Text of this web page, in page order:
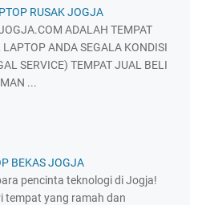
RUSAK JOGJA
ADALAH TEMPAT
ANDA SEGALA KONDISI
SERVICE) TEMPAT JUAL BELI
...
BEKAS JOGJA
pencinta teknologi di Jogja!
tempat yang ramah dan